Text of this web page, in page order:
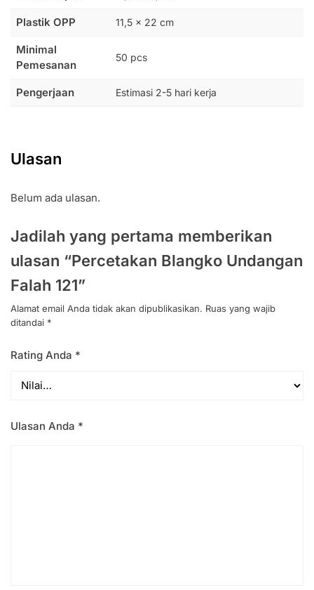
Plastik OPP 11,5 × 22 cm
Minimal
Pemesanan
50 pcs
Pengerjaan Estimasi 2-5 hari kerja
Ulasan
Belum ada ulasan.
Jadilah yang pertama memberikan
ulasan “Percetakan Blangko Undangan
Falah 121”
Alamat email Anda tidak akan dipublikasikan. Ruas yang wajib
ditandai *
Rating Anda *
Ulasan Anda *